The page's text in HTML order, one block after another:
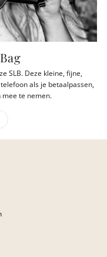
SLB. Deze kleine, fijne,
als je betaalpassen,
te nemen.